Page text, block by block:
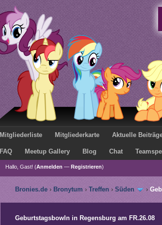
Mitgliederliste Mitgliederkarte Aktuelle
FAQ Meetup Gallery Blog Chat
Hallo, Gast! (Anmelden — Registrieren)
Bronies.de › Bronytum › Treffen › Süden ›
Geburtstagsbowln in Regensburg am FR.26.08